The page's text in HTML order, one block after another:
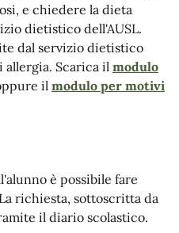
e chiedere la dieta
dietistico dell'AUSL.
dal servizio dietistico
allergia. Scarica il modulo
il modulo per motivi
è possibile fare
richiesta, sottoscritta da
il diario scolastico.